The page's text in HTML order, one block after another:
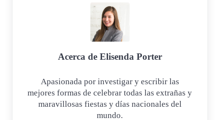
Acerca de Elisenda Porter
Apasionada por investigar y escribir las
mejores formas de celebrar todas las extrañas y
maravillosas fiestas y días nacionales del
mundo.